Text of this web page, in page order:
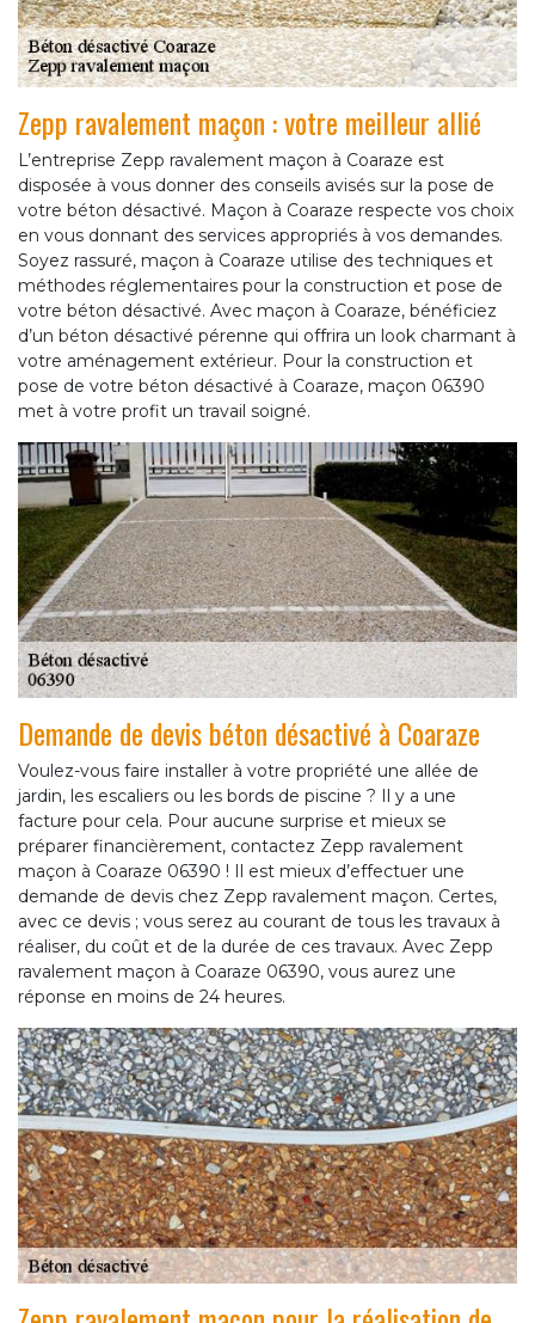
Zepp ravalement maçon : votre meilleur allié
L’entreprise Zepp ravalement maçon à Coaraze est
disposée à vous donner des conseils avisés sur la pose de
votre béton désactivé. Maçon à Coaraze respecte vos choix
en vous donnant des services appropriés à vos demandes.
Soyez rassuré, maçon à Coaraze utilise des techniques et
méthodes réglementaires pour la construction et pose de
votre béton désactivé. Avec maçon à Coaraze, bénéficiez
d’un béton désactivé pérenne qui offrira un look charmant à
votre aménagement extérieur. Pour la construction et
pose de votre béton désactivé à Coaraze, maçon 06390
met à votre profit un travail soigné.
Demande de devis béton désactivé à Coaraze
Voulez-vous faire installer à votre propriété une allée de
jardin, les escaliers ou les bords de piscine ? Il y a une
facture pour cela. Pour aucune surprise et mieux se
préparer financièrement, contactez Zepp ravalement
maçon à Coaraze 06390 ! Il est mieux d’effectuer une
demande de devis chez Zepp ravalement maçon. Certes,
avec ce devis ; vous serez au courant de tous les travaux à
réaliser, du coût et de la durée de ces travaux. Avec Zepp
ravalement maçon à Coaraze 06390, vous aurez une
réponse en moins de 24 heures.